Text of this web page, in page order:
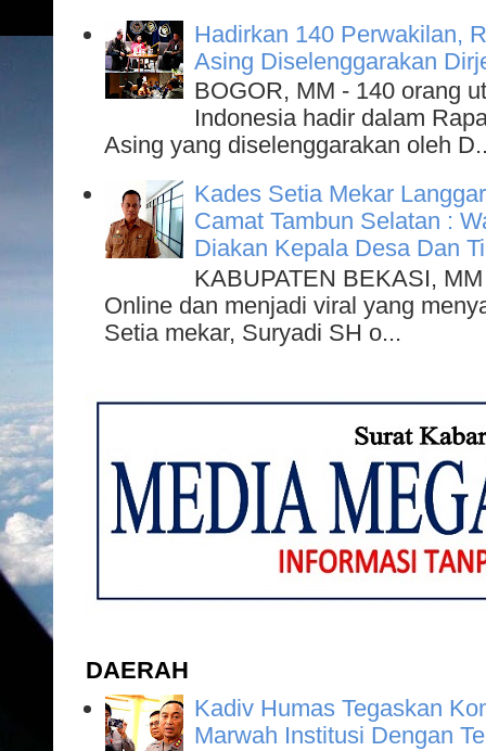
Hadirkan 140 Perwakilan,
Asing Diselenggarakan
BOGOR, MM - 140 orang
Indonesia hadir dalam
Asing yang diselenggarakan oleh
Kades Setia Mekar
Camat Tambun Selatan :
Diakan Kepala Desa Dan
KABUPATEN BEKASI,
Online dan menjadi viral yang
Setia mekar, Suryadi SH o...
DAERAH
Kadiv Humas Tegaskan
Marwah Institusi Dengan